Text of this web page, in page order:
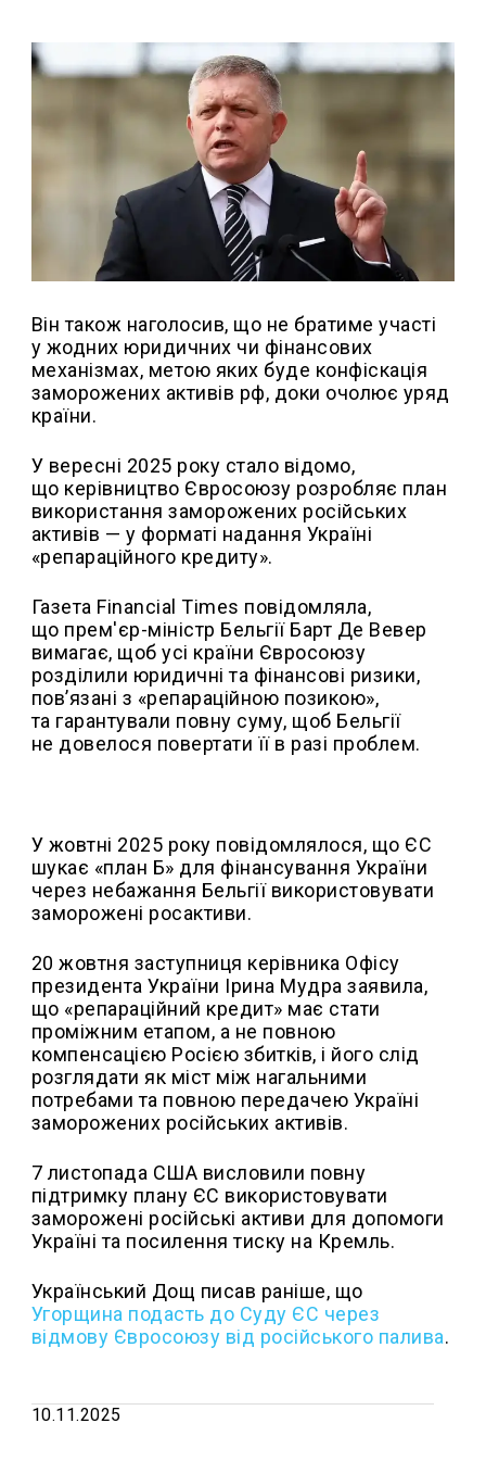
Він також наголосив, що не братиме участі
у жодних юридичних чи фінансових
механізмах, метою яких буде конфіскація
заморожених активів рф, доки очолює уряд
країни.
У вересні 2025 року стало відомо,
що керівництво Євросоюзу розробляє план
використання заморожених російських
активів — у форматі надання Україні
«репараційного кредиту».
Газета Financial Times повідомляла,
що прем'єр-міністр Бельгії Барт Де Вевер
вимагає, щоб усі країни Євросоюзу
розділили юридичні та фінансові ризики,
пов’язані з «репараційною позикою»,
та гарантували повну суму, щоб Бельгії
не довелося повертати її в разі проблем.
У жовтні 2025 року повідомлялося, що ЄС
шукає «план Б» для фінансування України
через небажання Бельгії використовувати
заморожені росактиви.
20 жовтня заступниця керівника Офісу
президента України Ірина Мудра заявила,
що «репараційний кредит» має стати
проміжним етапом, а не повною
компенсацією Росією збитків, і його слід
розглядати як міст між нагальними
потребами та повною передачею Україні
заморожених російських активів.
7 листопада США висловили повну
підтримку плану ЄС використовувати
заморожені російські активи для допомоги
Україні та посилення тиску на Кремль.
Український Дощ писав раніше, що
Угорщина подасть до Суду ЄС через
відмову Євросоюзу від російського палива.
10.11.2025